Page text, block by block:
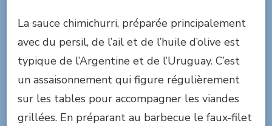
La sauce chimichurri, préparée principalement
avec du persil, de l’ail et de l’huile d’olive est
typique de l’Argentine et de l’Uruguay. C’est
un assaisonnement qui figure régulièrement
sur les tables pour accompagner les viandes
grillées. En préparant au barbecue le faux-filet